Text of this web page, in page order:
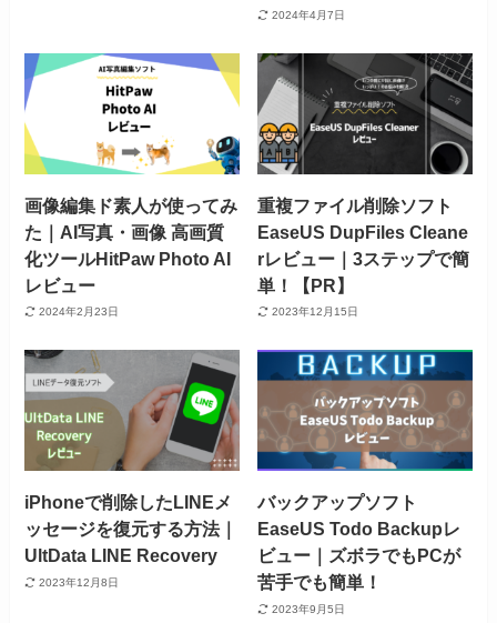
2024年4月7日
画像編集ド素人が使ってみ
た｜AI写真・画像 高画質
化ツールHitPaw Photo AI
レビュー
2024年2月23日
重複ファイル削除ソフト
EaseUS DupFiles Cleane
rレビュー｜3ステップで簡
単！【PR】
2023年12月15日
iPhoneで削除したLINEメ
ッセージを復元する方法｜
UltData LINE Recovery
2023年12月8日
バックアップソフト
EaseUS Todo Backupレ
ビュー｜ズボラでもPCが
苦手でも簡単！
2023年9月5日